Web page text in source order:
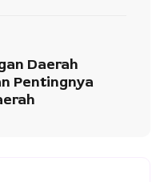
Daerah
Pentingnya